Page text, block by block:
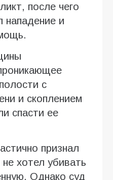
после чего
нападение и
с
и скоплением
спасти ее
признал
хотел убивать
Однако суд